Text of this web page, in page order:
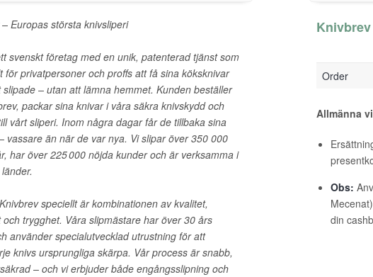
Europas största knivsliperi
svenskt företag med en unik, patenterad tjänst som
för privatpersoner och proffs att få sina köksknivar
slipade – utan att lämna hemmet. Kunden beställer
packar sina knivar i våra säkra knivskydd och
vårt sliperi. Inom några dagar får de tillbaka sina
vassare än när de var nya. Vi slipar över 350 000
har över 225 000 nöjda kunder och är verksamma i
speciellt är kombinationen av kvalitet,
och trygghet. Våra slipmästare har över 30 års
använder specialutvecklad utrustning för att
knivs ursprungliga skärpa. Vår process är snabb,
– och vi erbjuder både engångsslipning och
Order
Allmänna
Obs:
din